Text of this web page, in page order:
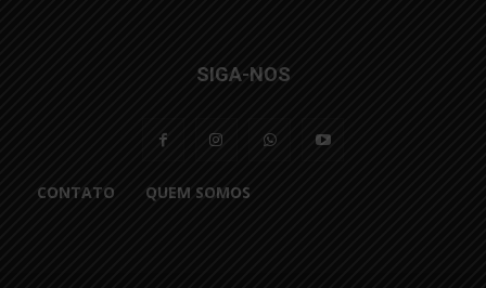
SIGA-NOS
CONTATO QUEM SOMOS